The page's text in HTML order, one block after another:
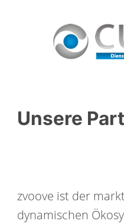
Unsere
zvoove ist der
dynamischen